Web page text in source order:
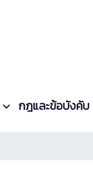
กฎและข้อบังคับ